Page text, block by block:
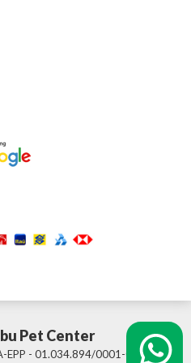
Pet Center
EPP - 01.034.894/0001-01